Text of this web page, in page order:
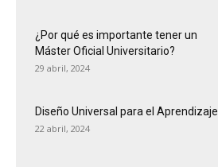
¿Por qué es importante tener un
Máster Oficial Universitario?
29 abril, 2024
Diseño Universal para el Aprendizaje
22 abril, 2024